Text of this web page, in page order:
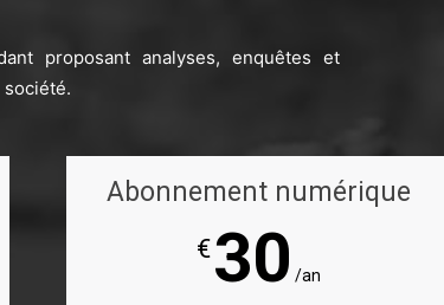
proposant analyses, enquêtes et
Abonnement numérique
€30 /an